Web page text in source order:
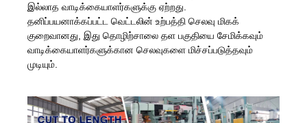
இல்லாத வாடிக்கையாளர்களுக்கு ஏற்றது.
தனிப்பயனாக்கப்பட்ட வெட்டலின் உற்பத்தி செலவு மிகக்
குறைவானது, இது தொழிற்சாலை தள பகுதியை சேமிக்கவும்
வாடிக்கையாளர்களுக்கான செலவுகளை மிச்சப்படுத்தவும்
முடியும்.